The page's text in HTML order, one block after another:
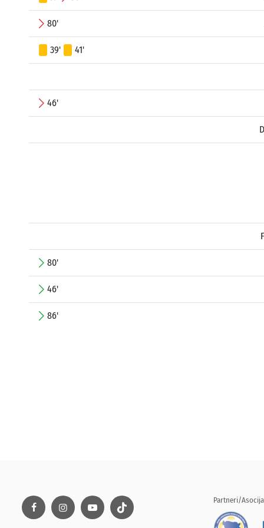
80'
39' 41'
46'
80'
46'
86'
Partneri/